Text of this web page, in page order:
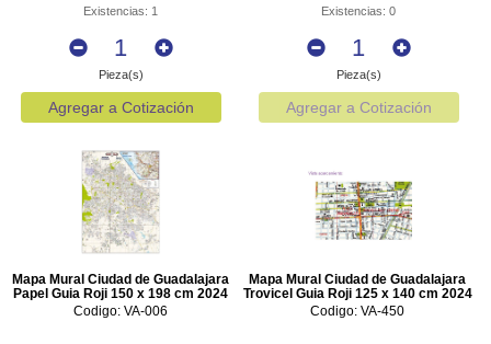
Cafetería y Alimentos
Destrucción de Documentos
Existencias: 1
Pieza(s)
Agregar a Cotización
Existencias: 0
Pieza(s)
Agregar a Cotización
Mapa Mural Ciudad de Guadalajara
Papel Guia Roji 150 x 198 cm 2024
Codigo: VA-006
Mapa Mural Ciudad de Guadalajara
Trovicel Guia Roji 125 x 140 cm 2024
Codigo: VA-450